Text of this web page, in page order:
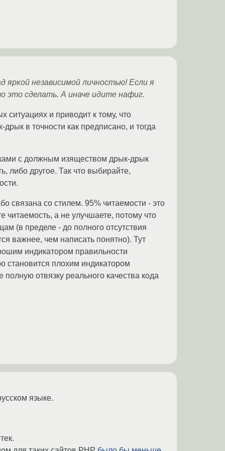
яркой независимой личностью! Если я
это сделать. А иначе идите нафиг.
ситуациях и приводит к тому, что
в точности как предписано, и тогда
с должным изяществом дрык-дрык
либо другое. Так что выбирайте,
связана со стилем. 95% читаемости - это
читаемость, а не улучшаете, потому что
(в пределе - до полного отсутствия
важнее, чем написать понятно). Тут
индикатором правильности
становится плохим индикатором
отвязку реального качества кода
языке.